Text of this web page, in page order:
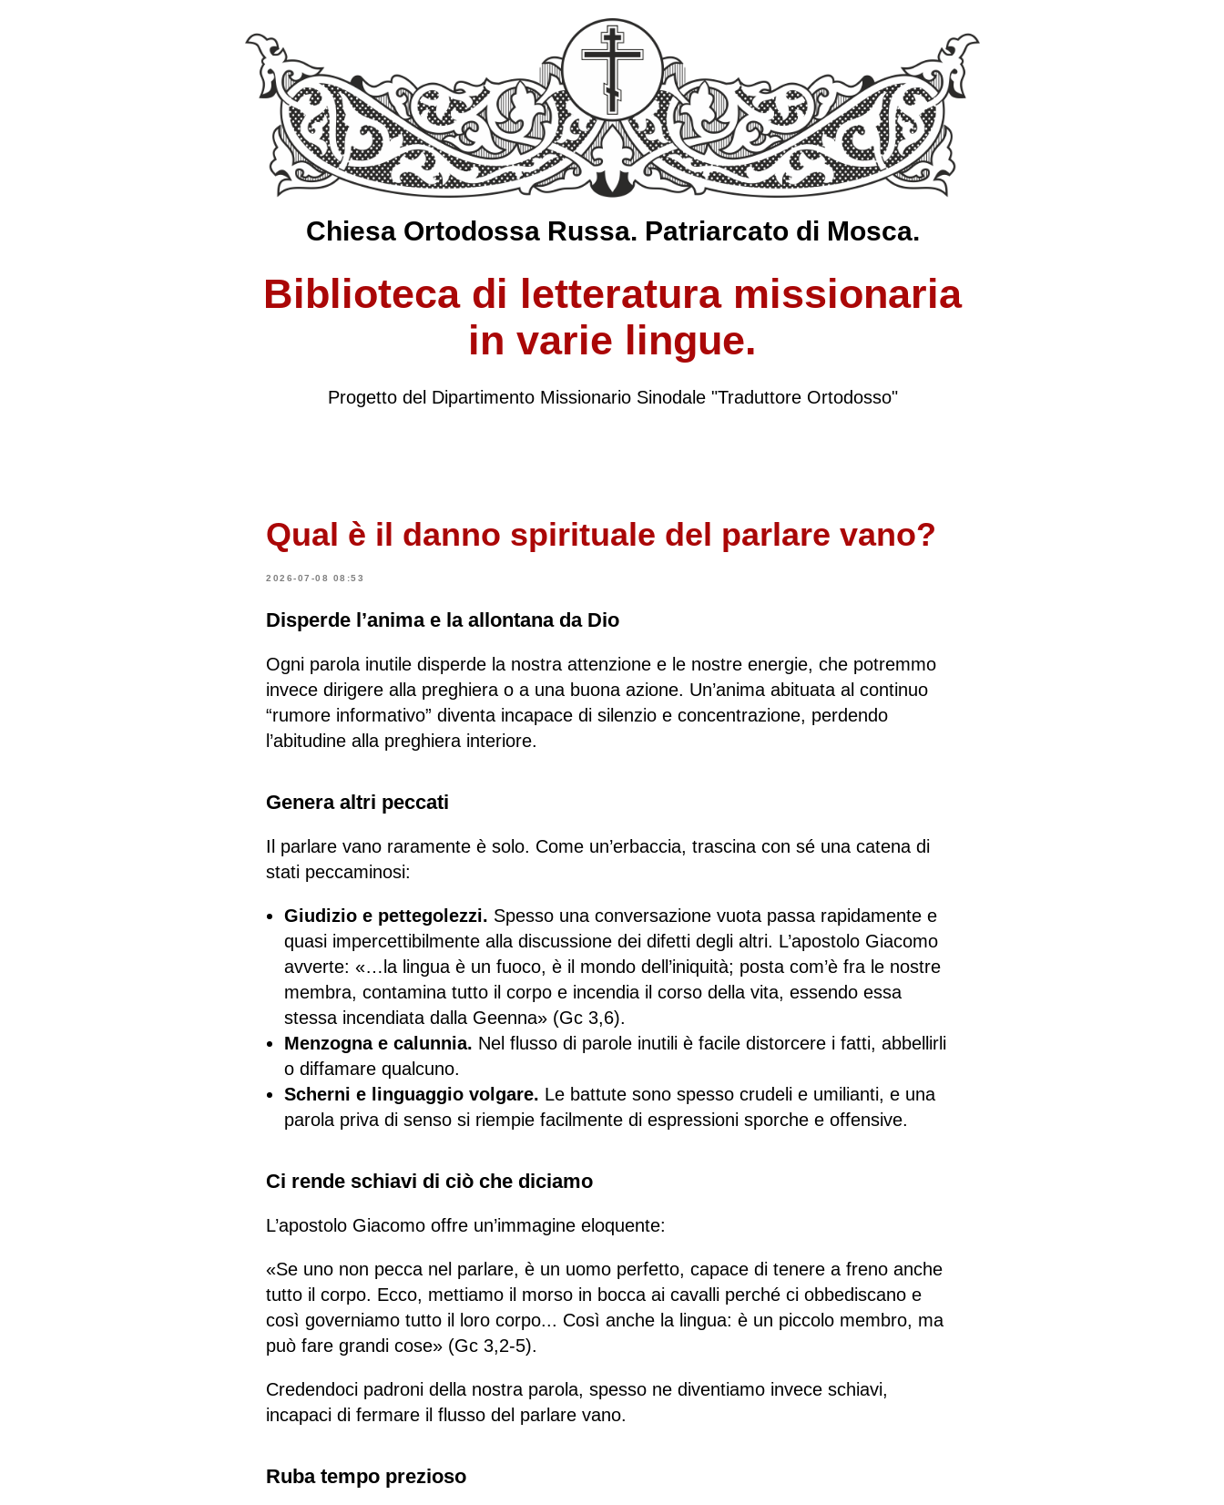
Chiesa Ortodossa Russa. Patriarcato di Mosca.
Biblioteca di letteratura missionaria
in varie lingue.
Progetto del Dipartimento Missionario Sinodale "Traduttore Ortodosso"
Qual è il danno spirituale del parlare vano?
2026-07-08 08:53
Disperde l’anima e la allontana da Dio
Ogni parola inutile disperde la nostra attenzione e le nostre energie, che potremmo
invece dirigere alla preghiera o a una buona azione. Un’anima abituata al continuo
“rumore informativo” diventa incapace di silenzio e concentrazione, perdendo
l’abitudine alla preghiera interiore.
Genera altri peccati
Il parlare vano raramente è solo. Come un’erbaccia, trascina con sé una catena di
stati peccaminosi:
Giudizio e pettegolezzi. Spesso una conversazione vuota passa rapidamente e
quasi impercettibilmente alla discussione dei difetti degli altri. L’apostolo Giacomo
avverte: «…la lingua è un fuoco, è il mondo dell’iniquità; posta com’è fra le nostre
membra, contamina tutto il corpo e incendia il corso della vita, essendo essa
stessa incendiata dalla Geenna» (Gc 3,6).
Menzogna e calunnia. Nel flusso di parole inutili è facile distorcere i fatti, abbellirli
o diffamare qualcuno.
Scherni e linguaggio volgare. Le battute sono spesso crudeli e umilianti, e una
parola priva di senso si riempie facilmente di espressioni sporche e offensive.
Ci rende schiavi di ciò che diciamo
L’apostolo Giacomo offre un’immagine eloquente:
«Se uno non pecca nel parlare, è un uomo perfetto, capace di tenere a freno anche
tutto il corpo. Ecco, mettiamo il morso in bocca ai cavalli perché ci obbediscano e
così governiamo tutto il loro corpo... Così anche la lingua: è un piccolo membro, ma
può fare grandi cose» (Gc 3,2-5).
Credendoci padroni della nostra parola, spesso ne diventiamo invece schiavi,
incapaci di fermare il flusso del parlare vano.
Ruba tempo prezioso